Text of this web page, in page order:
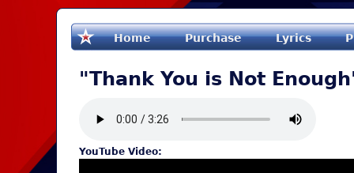
Home Purchase Lyrics
"Thank You is Not
YouTube Video: